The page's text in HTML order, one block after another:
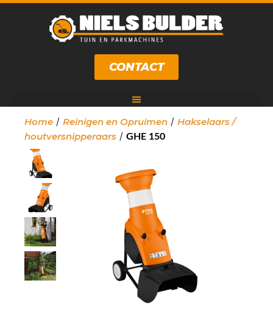
CONTACT
Home / Reinigen en Opruimen / Hakselaars /
houtversnipperaars / GHE 150